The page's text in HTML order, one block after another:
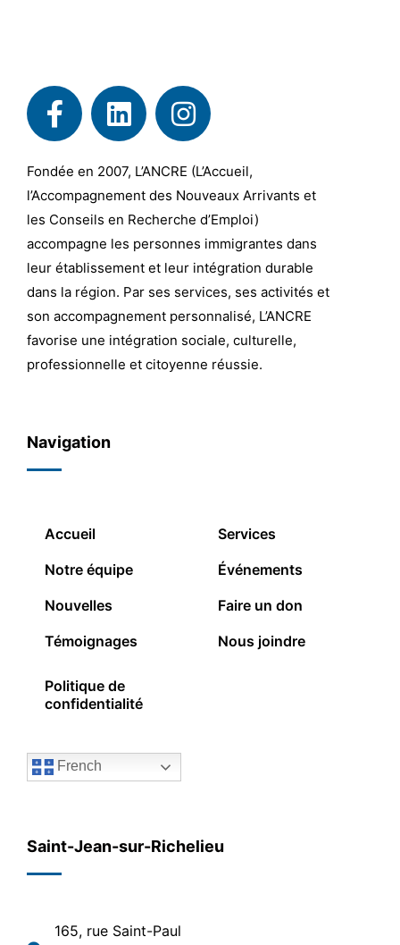
Fondée en 2007, L’ANCRE (L’Accueil,
l’Accompagnement des Nouveaux Arrivants et
les Conseils en Recherche d’Emploi)
accompagne les personnes immigrantes dans
leur établissement et leur intégration durable
dans la région. Par ses services, ses activités et
son accompagnement personnalisé, L’ANCRE
favorise une intégration sociale, culturelle,
professionnelle et citoyenne réussie.
Navigation
Accueil
Notre équipe
Nouvelles
Témoignages
Services
Événements
Faire un don
Nous joindre
Politique de
confidentialité
French
Saint-Jean-sur-Richelieu
165, rue Saint-Paul